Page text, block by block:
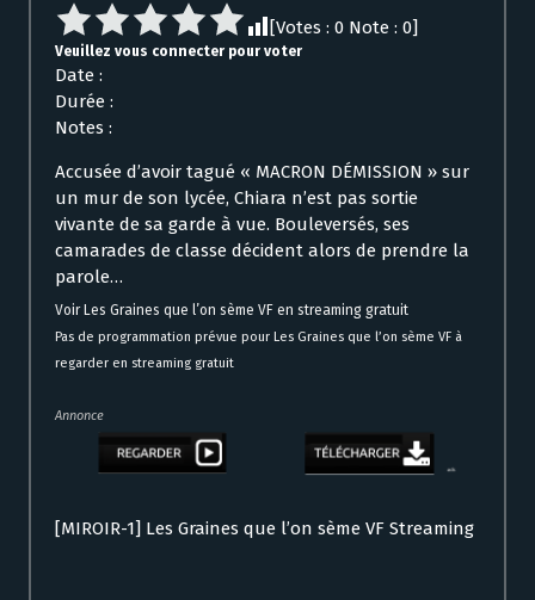
[Votes : 0 Note : 0]
Veuillez vous connecter pour voter
Date :
Durée :
Notes :
Accusée d’avoir tagué « MACRON DÉMISSION » sur
un mur de son lycée, Chiara n’est pas sortie
vivante de sa garde à vue. Bouleversés, ses
camarades de classe décident alors de prendre la
parole…
Voir Les Graines que l’on sème VF en streaming gratuit
Pas de programmation prévue pour Les Graines que l’on sème VF à
regarder en streaming gratuit
Annonce
[MIROIR-1] Les Graines que l’on sème VF Streaming